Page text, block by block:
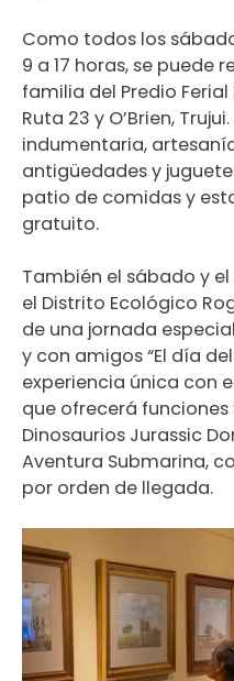
Como todos los
9 a 17 horas, se puede
familia del Predio
Ruta 23 y O’Brien,
indumentaria,
antigüedades y
patio de comidas y
gratuito.
También el sábado y el
el Distrito Ecológico
de una jornada
y con amigos “El día
experiencia única con
que ofrecerá
Dinosaurios Jurassic
Aventura Submarina,
por orden de llegada.